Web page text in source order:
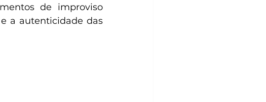
de improviso
a autenticidade das